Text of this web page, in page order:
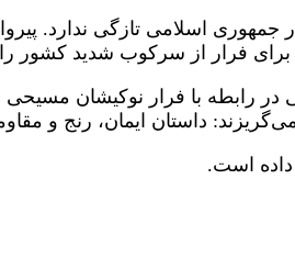
جمهوری اسلامی تازگی ندارد.
فرار از سرکوب شدید کشور
داده است.